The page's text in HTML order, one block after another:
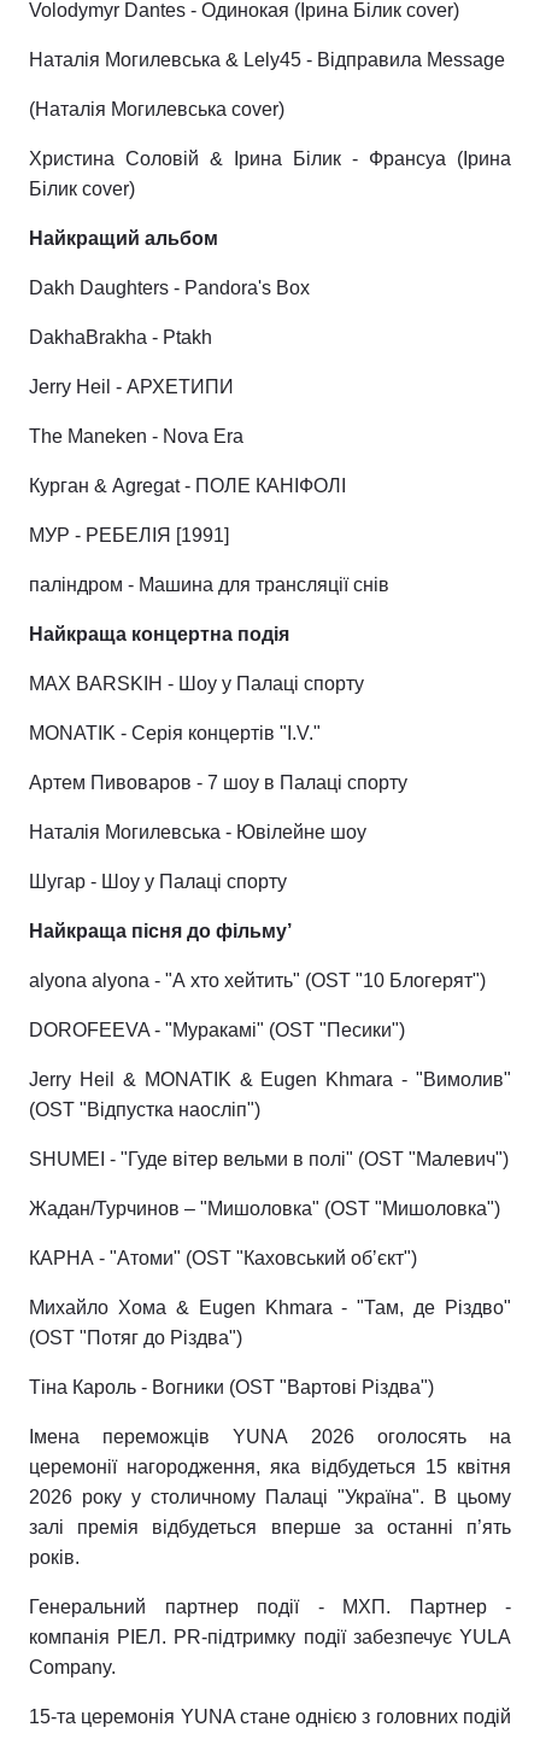
Volodymyr Dantes - Одинокая (Ірина Білик cover)
Наталія Могилевська & Lely45 - Відправила Message
(Наталія Могилевська cover)
Христина Соловій & Ірина Білик - Франсуа (Ірина
Білик cover)
Найкращий альбом
Dakh Daughters - Pandora's Box
DakhaBrakha - Ptakh
Jerry Heil - АРХЕТИПИ
The Maneken - Nova Era
Курган & Agregat - ПОЛЕ КАНІФОЛІ
МУР - РЕБЕЛІЯ [1991]
паліндром - Машина для трансляції снів
Найкраща концертна подія
MAX BARSKIH - Шоу у Палаці спорту
MONATIK - Серія концертів "I.V."
Артем Пивоваров - 7 шоу в Палаці спорту
Наталія Могилевська - Ювілейне шоу
Шугар - Шоу у Палаці спорту
Найкраща пісня до фільму’
alyona alyona - "А хто хейтить" (OST "10 Блогерят")
DOROFEEVA - "Муракамі" (OST "Песики")
Jerry Heil & MONATIK & Eugen Khmara - "Вимолив"
(OST "Відпустка наосліп")
SHUMEI - "Гуде вітер вельми в полі" (OST "Малевич")
Жадан/Турчинов – "Мишоловка" (OST "Мишоловка")
КАРНА - "Атоми" (OST "Каховський обʼєкт")
Михайло Хома & Eugen Khmara - "Там, де Різдво"
(OST "Потяг до Різдва")
Тіна Кароль - Вогники (OST "Вартові Різдва")
Імена переможців YUNA 2026 оголосять на
церемонії нагородження, яка відбудеться 15 квітня
2026 року у столичному Палаці "Україна". В цьому
залі премія відбудеться вперше за останні п’ять
років.
Генеральний партнер події - МХП. Партнер -
компанія РІЕЛ. PR-підтримку події забезпечує YULA
Company.
15-та церемонія YUNA стане однією з головних подій